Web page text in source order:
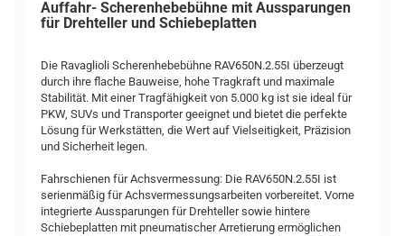
Auffahr- Scherenhebebühne mit Aussparungen
für Drehteller und Schiebeplatten
Die Ravaglioli Scherenhebebühne RAV650N.2.55I überzeugt
durch ihre flache Bauweise, hohe Tragkraft und maximale
Stabilität. Mit einer Tragfähigkeit von 5.000 kg ist sie ideal für
PKW, SUVs und Transporter geeignet und bietet die perfekte
Lösung für Werkstätten, die Wert auf Vielseitigkeit, Präzision
und Sicherheit legen.
Fahrschienen für Achsvermessung: Die RAV650N.2.55I ist
serienmäßig für Achsvermessungsarbeiten vorbereitet. Vorne
integrierte Aussparungen für Drehteller sowie hintere
Schiebeplatten mit pneumatischer Arretierung ermöglichen